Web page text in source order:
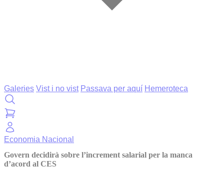
Galeries Vist i no vist Passava per aquí Hemeroteca
Economia Nacional
Govern decidirà sobre l’increment salarial per la manca
d’acord al CES